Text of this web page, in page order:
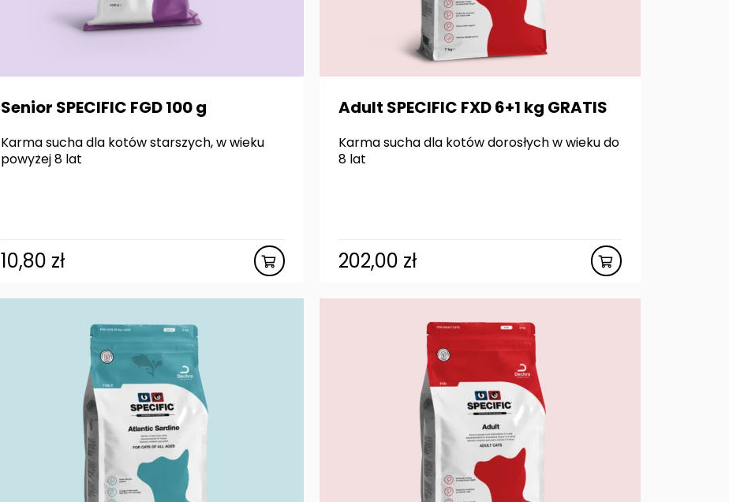
Senior SPECIFIC FGD 100 g
Karma sucha dla kotów starszych, w wieku
powyżej 8 lat
10,80 zł
Adult SPECIFIC FXD 6+1 kg GRATIS
Karma sucha dla kotów dorosłych w wieku do
8 lat
202,00 zł